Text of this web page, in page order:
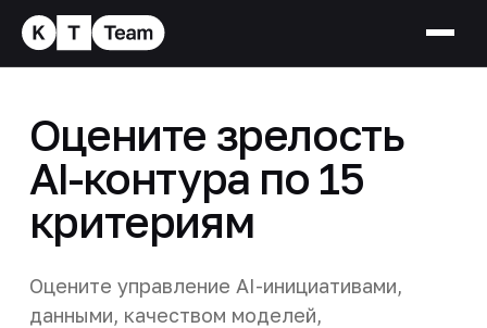
Оцените зрелость
AI-контура по 15
критериям
Оцените управление AI-инициативами,
данными, качеством моделей,